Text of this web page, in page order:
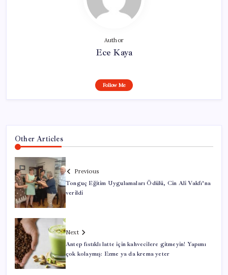
Author
Ece Kaya
Follow Me
Other Articles
Previous
Tonguç Eğitim Uygulamaları Ödülü, Cin Ali Vakfı’na
verildi
Next
Antep fıstıklı latte için kahvecilere gitmeyin! Yapımı
çok kolaymış: Ezme ya da krema yeter